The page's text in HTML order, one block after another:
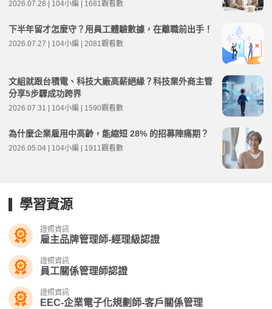
2026.07.28 | 104小編 | 1681觀看數
下半年留才怎麼守？用員工體驗數據，在離職前出手！
2026.07.27 | 104小編 | 2081觀看數
文組就跟台積電、科技大廠高薪絕緣？科技業外商主管
分享5步驟成功跨界
2026.07.31 | 104小編 | 1590觀看數
為什麼企業雇用中高齡，能縮短 28% 的招募陣痛期？
2026.05.04 | 104小編 | 1911觀看數
學習資源
證照資訊
雇主品牌管理師-經理級認證
證照資訊
員工關係管理師認證
證照資訊
EEC-企業電子化規劃師-客戶關係管理